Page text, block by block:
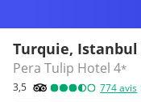
Turquie, Istanbul
Pera Tulip Hotel 4*
3,5 774avis